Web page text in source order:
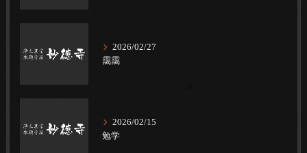
2026/02/27
靄靄
2026/02/15
勉学